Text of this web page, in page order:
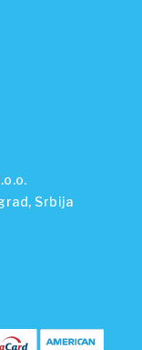
Srbija